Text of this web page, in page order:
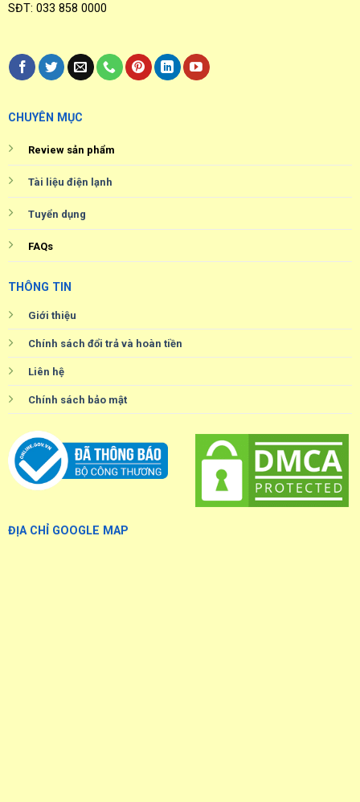
SĐT: 033 858 0000
CHUYÊN MỤC
Review sản phẩm
Tài liệu điện lạnh
Tuyển dụng
FAQs
THÔNG TIN
Giới thiệu
Chính sách đổi trả và hoàn tiền
Liên hệ
Chính sách bảo mật
ĐỊA CHỈ GOOGLE MAP